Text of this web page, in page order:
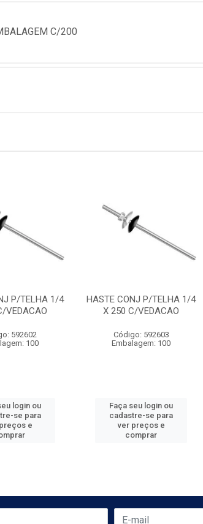
C/200
P/TELHA 1/4
VEDACAO
592602
100
login ou
se para
e
HASTE CONJ P/TELHA 1/4
X 250 C/VEDACAO
Código: 592603
Embalagem: 100
Faça seu login ou
cadastre-se para
ver preços e
comprar